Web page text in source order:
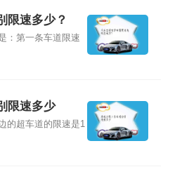
限速多少？
：第一条车道限速
限速多少
的超车道的限速是1